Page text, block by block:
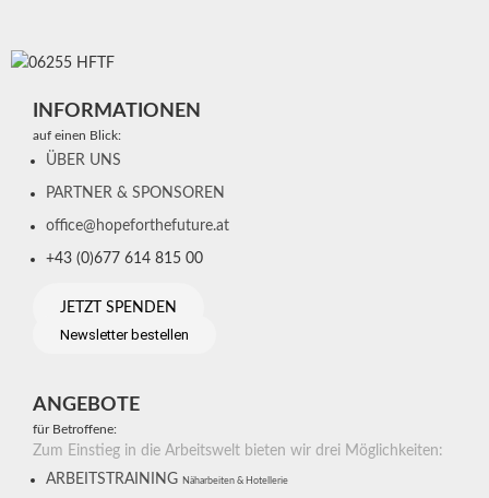
INFORMATIONEN
auf einen Blick:
ÜBER UNS
PARTNER & SPONSOREN
office@hopeforthefuture.at
+43 (0)677 614 815 00
JETZT SPENDEN
Newsletter bestellen
ANGEBOTE
für Betroffene:
Zum Einstieg in die Arbeitswelt bieten wir drei Möglichkeiten:
ARBEITSTRAINING Näharbeiten & Hotellerie